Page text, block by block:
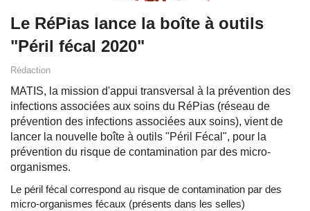
Le RéPias lance la boîte à outils
"Péril fécal 2020"
Rédaction
MATIS, la mission d'appui transversal à la prévention des
infections associées aux soins du RéPias (réseau de
prévention des infections associées aux soins), vient de
lancer la nouvelle boîte à outils "Péril Fécal", pour la
prévention du risque de contamination par des micro-
organismes.
Le péril fécal correspond au risque de contamination par des
micro-organismes fécaux (présents dans les selles)